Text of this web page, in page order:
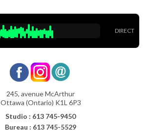
DIRECT
245, avenue McArthur
Ottawa (Ontario) K1L 6P3
Studio : 613 745-9450
Bureau : 613 745-5529